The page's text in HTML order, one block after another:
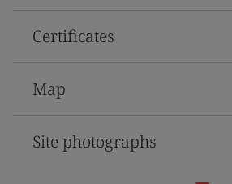
Certificates
Map
Site photographs